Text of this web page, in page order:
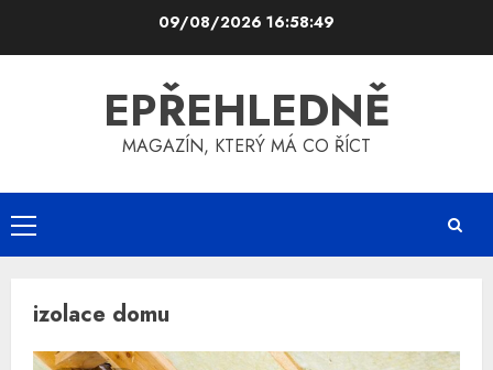
09/08/2026 16:58:49
EPŘEHLEDNĚ
MAGAZÍN, KTERÝ MÁ CO ŘÍCT
Primary
Menu
izolace domu